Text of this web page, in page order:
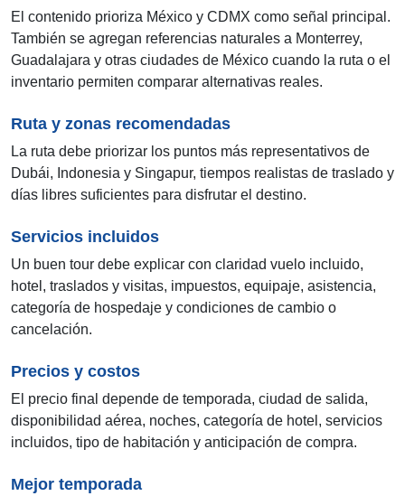
El contenido prioriza México y CDMX como señal principal.
También se agregan referencias naturales a Monterrey,
Guadalajara y otras ciudades de México cuando la ruta o el
inventario permiten comparar alternativas reales.
Ruta y zonas recomendadas
La ruta debe priorizar los puntos más representativos de
Dubái, Indonesia y Singapur, tiempos realistas de traslado y
días libres suficientes para disfrutar el destino.
Servicios incluidos
Un buen tour debe explicar con claridad vuelo incluido,
hotel, traslados y visitas, impuestos, equipaje, asistencia,
categoría de hospedaje y condiciones de cambio o
cancelación.
Precios y costos
El precio final depende de temporada, ciudad de salida,
disponibilidad aérea, noches, categoría de hotel, servicios
incluidos, tipo de habitación y anticipación de compra.
Mejor temporada